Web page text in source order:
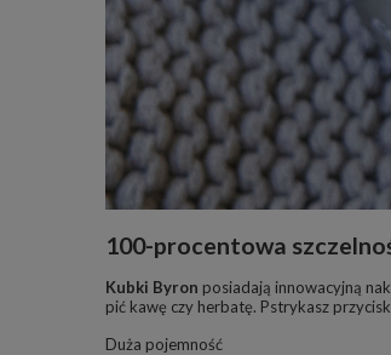
100-procentowa
Kubki Byron posiadają innowacyjną
pić kawę czy herbatę. Pstrykasz
Duża pojemność